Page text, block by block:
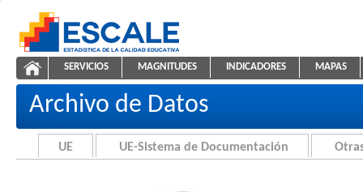
ESCALE - Unidad de Estadística Educativa
Archivo de Datos
NAVEGACIÓN
SERVICIOS MAGNITUDES INDICADORES MAPAS
Archivo de Datos
UE UE-Sistema de Documentación